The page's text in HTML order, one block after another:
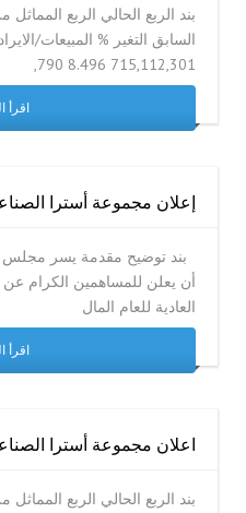
بند الربع الحالي الربع المماثل
715,112,301 8.496 790,
اقرأ
بند توضيح مقدمة يسر مجلس
أن يعلن للمساهمين الكرام عن
العادية للعام المال
اقرأ
بند الربع الحالي الربع المماثل